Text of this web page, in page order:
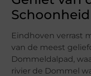
Eindhoven verrast
van de meest
Dommeldalpad,
rivier de Dommel